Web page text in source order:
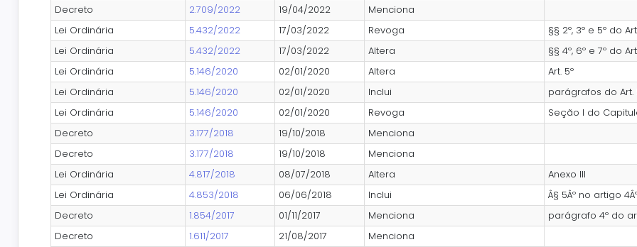
Decreto
2.709/2022 19/04/2022
Menciona
Lei Ordinária
5.432/2022 17/03/2022 Revoga
§§ 2º, 3º e 5º do
Lei Ordinária
5.432/2022 17/03/2022 Altera
§§ 4º, 6º e 7º do
Lei Ordinária
5.146/2020 02/01/2020 Altera
Art. 5º
Lei Ordinária
5.146/2020 02/01/2020 Inclui
parágrafos do Art.
Lei Ordinária
5.146/2020 02/01/2020 Revoga
Seção I do
Decreto
3.177/2018 19/10/2018
Menciona
Decreto
3.177/2018 19/10/2018
Menciona
Lei Ordinária
4.817/2018 08/07/2018 Altera
Anexo III
Lei Ordinária
4.853/2018 06/06/2018 Inclui
Â§ 5Âº no artigo
Decreto
1.854/2017 01/11/2017 Menciona
parágrafo 4º do
Decreto
1.611/2017 21/08/2017
Menciona